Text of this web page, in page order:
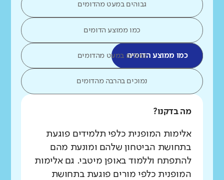
גבוהים במעט מהדומים
כמו ממוצע הדומים
כמו ממוצע הדומיםנמוכים במעט מהדומים
נמוכים בהרבה מהדומים
מה בדקנו?
אלימות המופנית כלפי תלמידים פוגעת
בתחושת הביטחון שלהם ומונעת מהם
להתפתח וללמוד באופן מיטבי. גם אלימות
המופנית כלפי מורים פוגעת בתחושת